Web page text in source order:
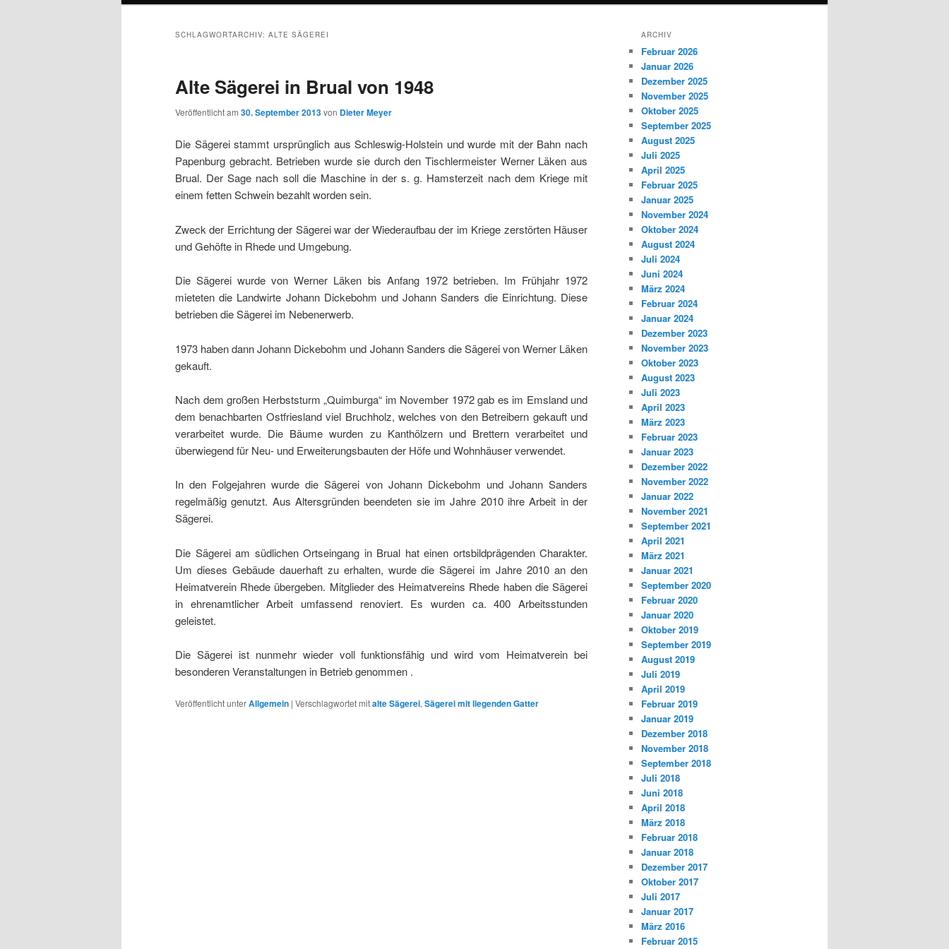
SCHLAGWORTARCHIV: ALTE SÄGEREI
Alte Sägerei in Brual von 1948
Veröffentlicht am 30. September 2013von Dieter Meyer
Die Sägerei stammt ursprünglich aus Schleswig-Holstein und wurde mit der Bahn nach
Papenburg gebracht. Betrieben wurde sie durch den Tischlermeister Werner Läken aus
Brual. Der Sage nach soll die Maschine in der s. g. Hamsterzeit nach dem Kriege mit
einem fetten Schwein bezahlt worden sein.
Zweck der Errichtung der Sägerei war der Wiederaufbau der im Kriege zerstörten Häuser
und Gehöfte in Rhede und Umgebung.
Die Sägerei wurde von Werner Läken bis Anfang 1972 betrieben. Im Frühjahr 1972
mieteten die Landwirte Johann Dickebohm und Johann Sanders die Einrichtung. Diese
betrieben die Sägerei im Nebenerwerb.
1973 haben dann Johann Dickebohm und Johann Sanders die Sägerei von Werner Läken
gekauft.
Nach dem großen Herbststurm „Quimburga“ im November 1972 gab es im Emsland und
dem benachbarten Ostfriesland viel Bruchholz, welches von den Betreibern gekauft und
verarbeitet wurde. Die Bäume wurden zu Kanthölzern und Brettern verarbeitet und
überwiegend für Neu- und Erweiterungsbauten der Höfe und Wohnhäuser verwendet.
In den Folgejahren wurde die Sägerei von Johann Dickebohm und Johann Sanders
regelmäßig genutzt. Aus Altersgründen beendeten sie im Jahre 2010 ihre Arbeit in der
Sägerei.
Die Sägerei am südlichen Ortseingang in Brual hat einen ortsbildprägenden Charakter.
Um dieses Gebäude dauerhaft zu erhalten, wurde die Sägerei im Jahre 2010 an den
Heimatverein Rhede übergeben. Mitglieder des Heimatvereins Rhede haben die Sägerei
in ehrenamtlicher Arbeit umfassend renoviert. Es wurden ca. 400 Arbeitsstunden
geleistet.
Die Sägerei ist nunmehr wieder voll funktionsfähig und wird vom Heimatverein bei
besonderen Veranstaltungen in Betrieb genommen .
Veröffentlicht unterAllgemein | Verschlagwortet mitalte Sägerei, Sägerei mit liegenden Gatter
ARCHIV
Februar 2026
Januar 2026
Dezember 2025
November 2025
Oktober 2025
September 2025
August 2025
Juli 2025
April 2025
Februar 2025
Januar 2025
November 2024
Oktober 2024
August 2024
Juli 2024
Juni 2024
März 2024
Februar 2024
Januar 2024
Dezember 2023
November 2023
Oktober 2023
August 2023
Juli 2023
April 2023
März 2023
Februar 2023
Januar 2023
Dezember 2022
November 2022
Januar 2022
November 2021
September 2021
April 2021
März 2021
Januar 2021
September 2020
Februar 2020
Januar 2020
Oktober 2019
September 2019
August 2019
Juli 2019
April 2019
Februar 2019
Januar 2019
Dezember 2018
November 2018
September 2018
Juli 2018
Juni 2018
April 2018
März 2018
Februar 2018
Januar 2018
Dezember 2017
Oktober 2017
Juli 2017
Januar 2017
März 2016
Februar 2015